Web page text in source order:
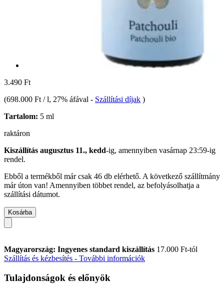
3.490 Ft
(698.000 Ft / l, 27% áfával - Szállítási díjak )
Tartalom: 5 ml
raktáron
Kiszállítás augusztus 11., kedd-ig, amennyiben vasárnap 23:59-ig
rendel.
Ebből a termékből már csak 46 db elérhető. A következő szállítmány
már úton van! Amennyiben többet rendel, az befolyásolhatja a
szállítási dátumot.
Kosárba
Magyarország: Ingyenes standard kiszállítás 17.000 Ft-tól
Szállítás és kézbesítés - További információk
Tulajdonságok és előnyök